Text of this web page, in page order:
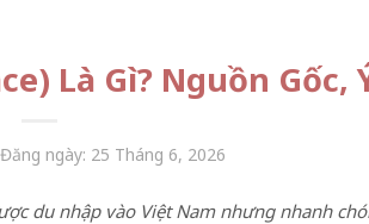
Là Gì? Nguồn Gốc,
ngày: 25 Tháng 6, 2026
du nhập vào Việt Nam nhưng nhanh